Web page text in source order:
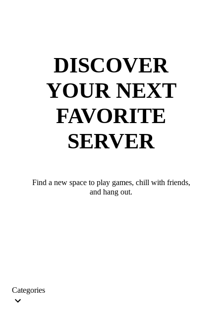
DISCOVER
YOUR NEXT
FAVORITE
SERVER
Find a new space to play games, chill with friends,
and hang out.
Categories